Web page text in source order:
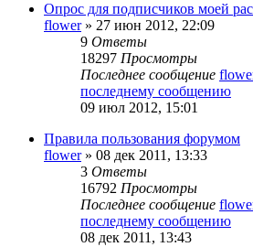
Опрос для подписчиков моей
flower» 27 июн 2012, 22:09
9 Ответы
18297 Просмотры
Последнее сообщение
последнему сообщению
09 июл 2012, 15:01
Правила пользования форумом
flower» 08 дек 2011, 13:33
3 Ответы
16792 Просмотры
Последнее сообщение
последнему сообщению
08 дек 2011, 13:43